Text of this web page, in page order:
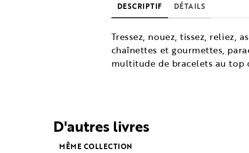
DESCRIPTIF DÉTAILS
Tressez, nouez, tissez, reliez,
chaînettes et gourmettes,
multitude de bracelets au top
D'autres livres
MÊME COLLECTION